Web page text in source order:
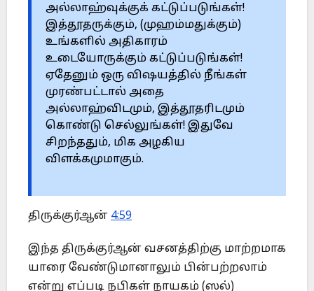
அல்லாஹ்வுக்குக் கட்டுப்படுங்கள்!
இத்தூதருக்கும், (முஹம்மதுக்கும்)
உங்களில் அதிகாரம்
உடையோருக்கும் கட்டுப்படுங்கள்!
ஏதேனும் ஒரு விஷயத்தில் நீங்கள்
முரண்பட்டால் அதை
அல்லாஹ்விடமும், இத்தூதரிடமும்
கொண்டு செல்லுங்கள்! இதுவே
சிறந்ததும், மிக அழகிய
விளக்கமுமாகும்.
திருக்குர்ஆன் 4:59
இந்த திருக்குர்ஆன் வசனத்திற்கு மாற்றமாக
யாரை வேண்டுமானாலும் பின்பற்றலாம்
என்று எப்படி நபிகள் நாயகம் (ஸல்)